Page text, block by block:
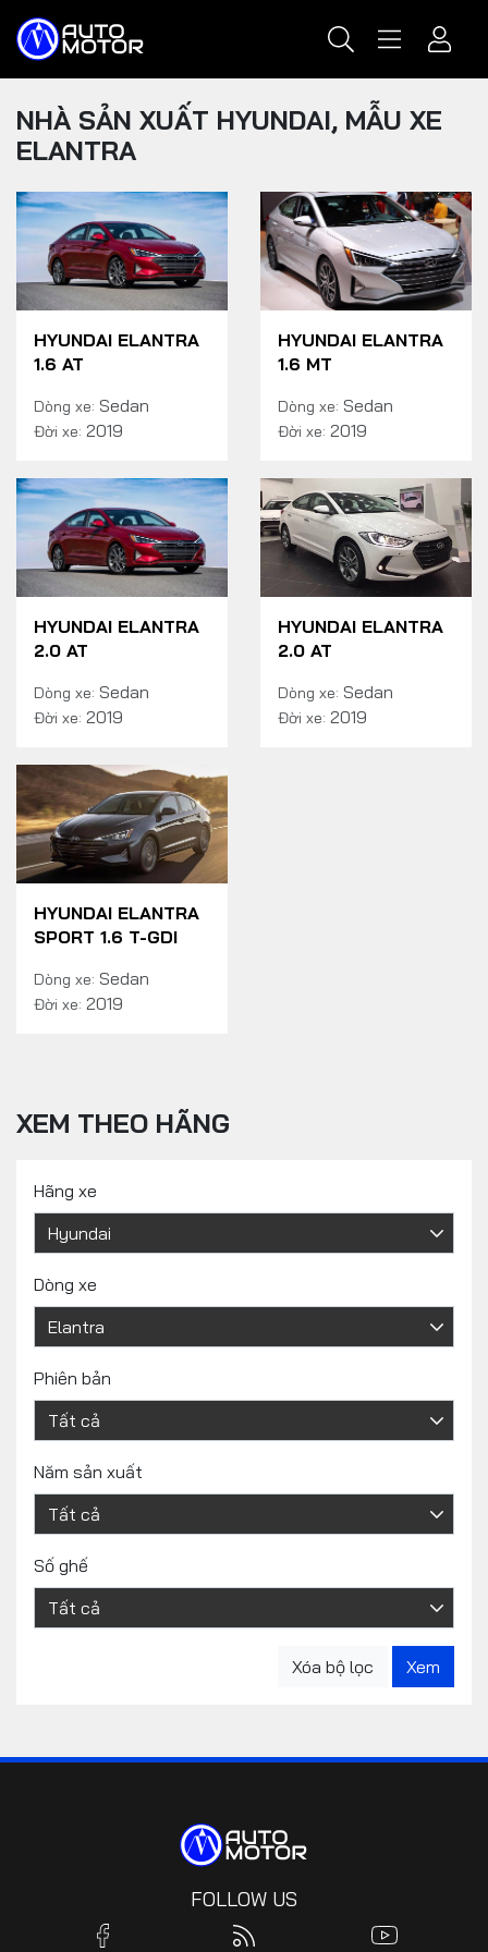
NHÀ SẢN XUẤT HYUNDAI, MẪU XE
ELANTRA
HYUNDAI ELANTRA
1.6 AT
Dòng xe: Sedan
Đời xe: 2019
HYUNDAI ELANTRA
1.6 MT
Dòng xe: Sedan
Đời xe: 2019
HYUNDAI ELANTRA
2.0 AT
Dòng xe: Sedan
Đời xe: 2019
HYUNDAI ELANTRA
2.0 AT
Dòng xe: Sedan
Đời xe: 2019
HYUNDAI ELANTRA
SPORT 1.6 T-GDI
Dòng xe: Sedan
Đời xe: 2019
XEM THEO HÃNG
Hãng xe
Dòng xe
Phiên bản
Năm sản xuất
Số ghế
FOLLOW US